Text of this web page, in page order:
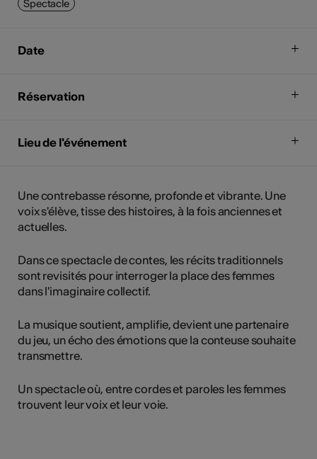
Spectacle
Date
Réservation
Lieu de l'événement
Une contrebasse résonne, profonde et vibrante. Une
voix s'élève, tisse des histoires, à la fois anciennes et
actuelles.
Dans ce spectacle de contes, les récits traditionnels
sont revisités pour interroger la place des femmes
dans l'imaginaire collectif.
La musique soutient, amplifie, devient une partenaire
du jeu, un écho des émotions que la conteuse souhaite
transmettre.
Un spectacle où, entre cordes et paroles les femmes
trouvent leur voix et leur voie.